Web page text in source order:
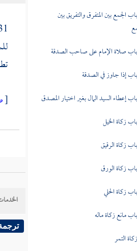
باب الجمع بين المتفرق والتفريق بين
باب صلاة الإمام على صاحب الصدقة
باب إذا جاوز في الصدقة
باب إعطاء السيد المال بغير اختيار المصدق
باب زكاة الخيل
باب زكاة الرقيق
باب زكاة الورق
باب زكاة الحلي
باب مانع زكاة ماله
زكاة التمر
(
[